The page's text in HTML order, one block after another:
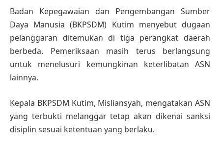
Badan Kepegawaian dan Pengembangan Sumber
Daya Manusia (BKPSDM) Kutim menyebut dugaan
pelanggaran ditemukan di tiga perangkat daerah
berbeda. Pemeriksaan masih terus berlangsung
untuk menelusuri kemungkinan keterlibatan ASN
lainnya.
Kepala BKPSDM Kutim, Misliansyah, mengatakan ASN
yang terbukti melanggar tetap akan dikenai sanksi
disiplin sesuai ketentuan yang berlaku.